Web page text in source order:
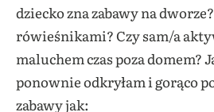
dziecko zna zabawy na
rówieśnikami? Czy sam/a
maluchem czas poza domem?
ponownie odkryłam i gorąco
zabawy jak: